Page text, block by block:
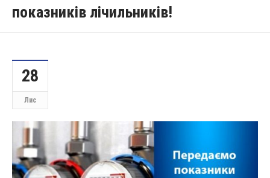
показників лічильників!
28
Лис